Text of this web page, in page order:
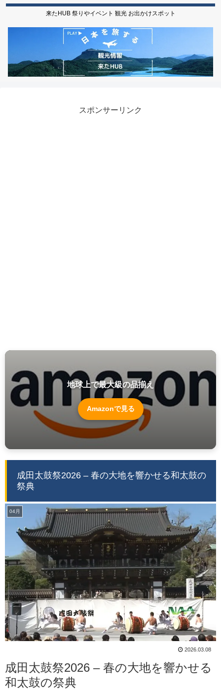
来たHUB 祭りやイベント 観光 お出かけスポット
スポンサーリンク
地球上で最大級の品揃え
Amazonで見る
成田太鼓祭2026 – 春の大地を響かせる和太鼓の
祭典
04月
2026.03.08
成田太鼓祭2026 – 春の大地を響かせる
和太鼓の祭典